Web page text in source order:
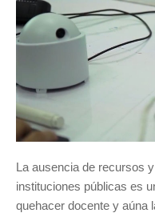
La ausencia de recursos
instituciones públicas es
quehacer docente y aúna